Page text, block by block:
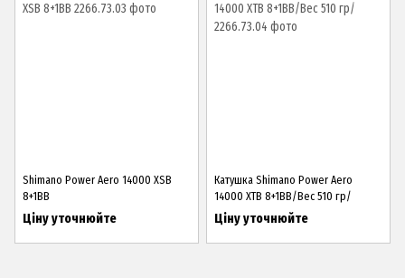
Shimano Power Aero 14000 XSB
8+1BB
Ціну уточнюйте
Катушка Shimano Power Aero
14000 XTB 8+1BB/Вес 510 гр/
Ціну уточнюйте